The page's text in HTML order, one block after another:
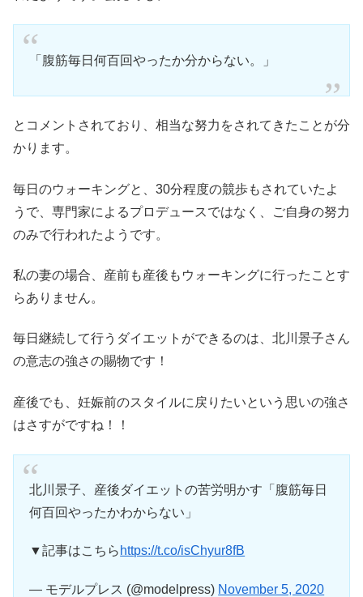
「腹筋毎日何百回やったか分からない。」
とコメントされており、相当な努力をされてきたことが分
かります。
毎日のウォーキングと、30分程度の競歩もされていたよ
うで、専門家によるプロデュースではなく、ご自身の努力
のみで行われたようです。
私の妻の場合、産前も産後もウォーキングに行ったことす
らありません。
毎日継続して行うダイエットができるのは、北川景子さん
の意志の強さの賜物です！
産後でも、妊娠前のスタイルに戻りたいという思いの強さ
はさすがですね！！
北川景子、産後ダイエットの苦労明かす「腹筋毎日
何百回やったかわからない」
▼記事はこちら https://t.co/isChyur8fB
— モデルプレス (@modelpress) November 5, 2020